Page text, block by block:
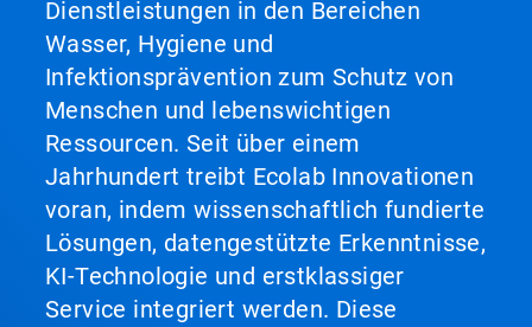
Dienstleistungen in den Bereichen
Wasser, Hygiene und
Infektionsprävention zum Schutz von
Menschen und lebenswichtigen
Ressourcen. Seit über einem
Jahrhundert treibt Ecolab Innovationen
voran, indem wissenschaftlich fundierte
Lösungen, datengestützte Erkenntnisse,
KI-Technologie und erstklassiger
Service integriert werden. Diese